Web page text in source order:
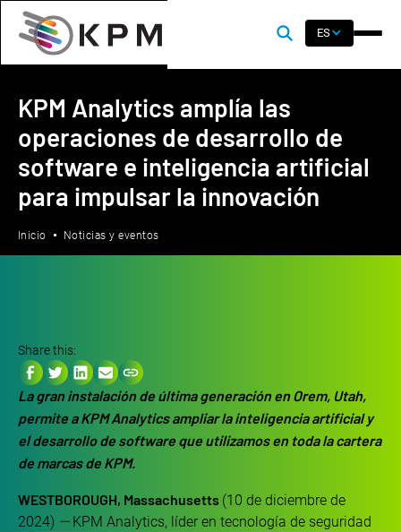
ES
KPM Analytics amplía las
operaciones de desarrollo de
software e inteligencia artificial
para impulsar la innovación
Inicio Noticias y eventos
La gran instalación de última generación en Orem, Utah,
permite a KPM Analytics ampliar la inteligencia artificial y
el desarrollo de software que utilizamos en toda la cartera
de marcas de KPM.
WESTBOROUGH, Massachusetts (10 de diciembre de
2024) — KPM Analytics, líder en tecnología de seguridad
Share this: